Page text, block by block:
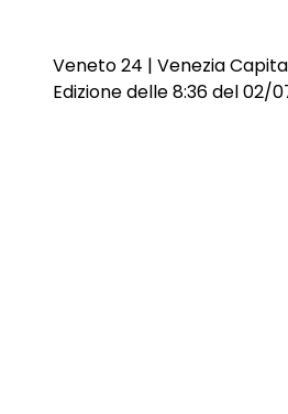
Veneto 24 | Venezia
Edizione delle 8:36 del 02/